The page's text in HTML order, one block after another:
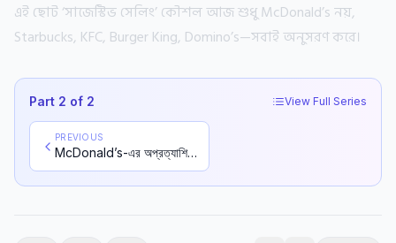
এই ছোট ‘সাজেস্টিভ সেলিং’ কৌশল আজ শুধু McDonald’s নয়,
Starbucks, KFC, Burger King, Domino’s—সবাই অনুসরণ করে।
Part 2 of 2 View Full Series
PREVIOUS
McDonald’s-এর অপ্রত্যাশিত শুরু ও বাড়ার গল্প